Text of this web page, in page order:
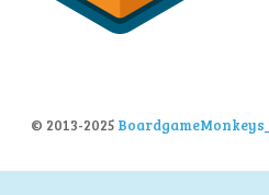
© 2013-2025